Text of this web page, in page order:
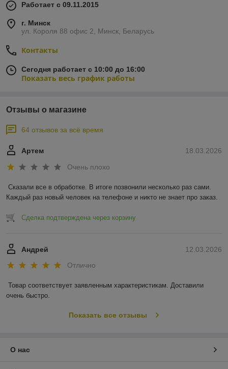
Работает с 09.11.2015
г. Минск
ул. Короля 88 офис 2, Минск, Беларусь
Контакты
Сегодня работает с 10:00 до 16:00
Показать весь график работы
Отзывы о магазине
64 отзывов за всё время
18.03.2026
Артем
Очень плохо
Сказали все в обработке. В итоге позвонили несколько раз сами.
Каждый раз новый человек на телефоне и никто не знает про заказ.
Сделка подтверждена через корзину
12.03.2026
Андрей
Отлично
Товар соответствует заявленным характеристикам. Доставили
очень быстро.
Показать все отзывы
О нас